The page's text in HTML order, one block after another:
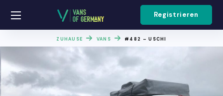
Registrieren
ZUHAUSE VANS #482 – USCHI